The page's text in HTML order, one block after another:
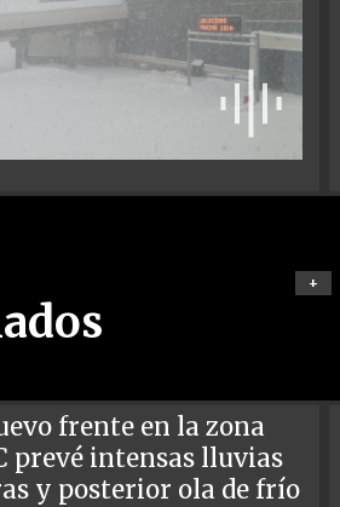
+
frente en la zona
prevé intensas lluvias
y posterior ola de frío